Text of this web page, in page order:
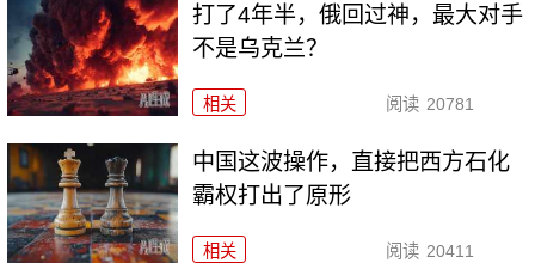
打了4年半，俄回过神，最大对手
不是乌克兰？
相关 阅读 20781
中国这波操作，直接把西方石化
霸权打出了原形
相关 阅读 20411